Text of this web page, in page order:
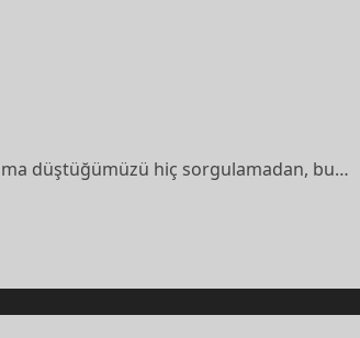
düştüğümüzü hiç sorgulamadan, bu…